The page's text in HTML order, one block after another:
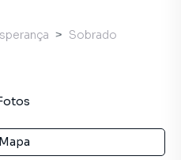
Sobrado
Mapa